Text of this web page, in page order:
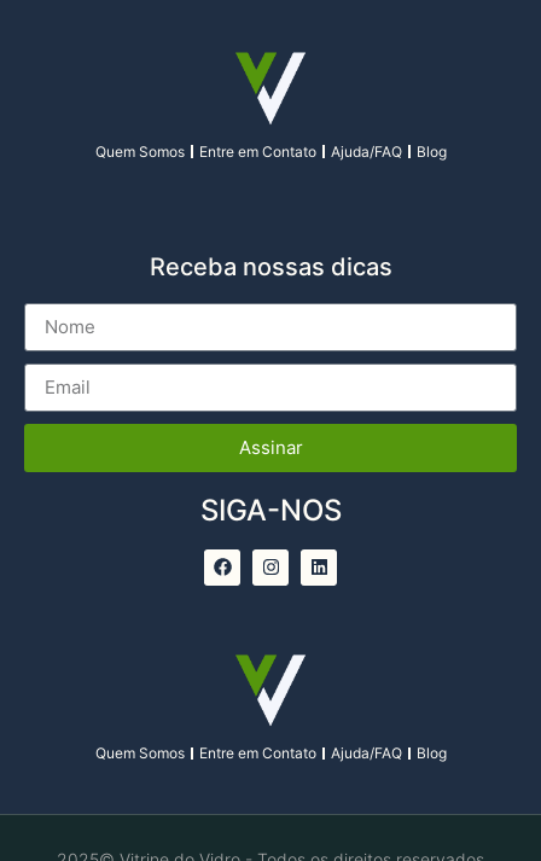
Quem Somos Entre em Contato Ajuda/FAQ Blog
Receba nossas dicas
Assinar
SIGA-NOS
Quem Somos Entre em Contato Ajuda/FAQ Blog